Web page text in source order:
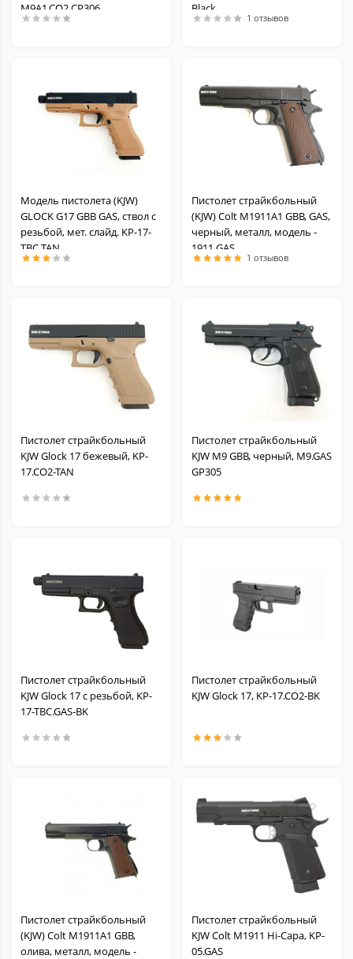
M9A1.CO2 CP306
Black
1 отзывов
Модель пистолета (KJW)
GLOCK G17 GBB GAS, ствол с
резьбой, мет. слайд. KP-17-
TBC TAN
Пистолет страйкбольный
(KJW) Colt M1911A1 GBB, GAS,
черный, металл, модель -
1911.GAS
1 отзывов
Пистолет страйкбольный
KJW Glock 17 бежевый, KP-
17.CO2-TAN
Пистолет страйкбольный
KJW M9 GBB, черный, M9.GAS
GP305
Пистолет страйкбольный
KJW Glock 17 с резьбой, KP-
17-TBC.GAS-BK
Пистолет страйкбольный
KJW Glock 17, KP-17.CO2-BK
Пистолет страйкбольный
(KJW) Colt M1911A1 GBB,
олива, металл, модель -
Пистолет страйкбольный
KJW Colt M1911 Hi-Capa, KP-
05.GAS